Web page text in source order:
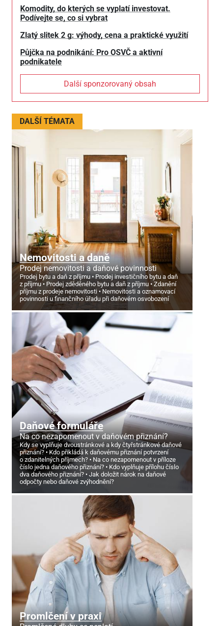
Komodity, do kterých se vyplatí investovat.
Podívejte se, co si vybrat
Zlatý slitek 2 g: výhody, cena a praktické využití
Půjčka na podnikání: Pro OSVČ a aktivní
podnikatele
Další sponzorovaný obsah
DALŠÍ TÉMATA
Nemovitosti a daně
Prodej nemovitosti a daňové povinnosti
Prodej bytu a daň z příjmu
Prodej investičního bytu a daň
z příjmu
Prodej zděděného bytu a daň z příjmu
Zdanění
příjmu z prodeje nemovitosti
Nemovitosti a oznamovací
povinnosti u finančního úřadu při daňovém osvobození
Daňové formuláře
Na co nezapomenout v daňovém přiznání?
Kdy se vyplňuje dvoustránkové a kdy čtyřstránkové daňové
přiznání?
Kdo přikládá k daňovému přiznání potvrzení
o zdanitelných příjmech?
Na co nezapomenout v příloze
číslo jedna daňového přiznání?
Kdo vyplňuje přílohu číslo
dva daňového přiznání?
Jak doložit nárok na daňové
odpočty nebo daňové zvýhodnění?
Promlčení v praxi